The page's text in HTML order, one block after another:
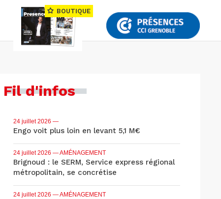
BOUTIQUE
Fil d'infos
24 juillet 2026 —
Engo voit plus loin en levant 5,1 M€
24 juillet 2026 — AMÉNAGEMENT
Brignoud : le SERM, Service express régional
métropolitain, se concrétise
24 juillet 2026 — AMÉNAGEMENT